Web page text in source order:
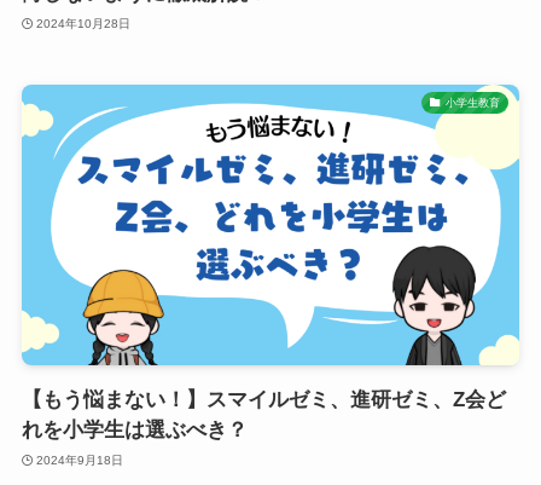
2024年10月28日
小学生教育
【もう悩まない！】スマイルゼミ、進研ゼミ、Z会ど
れを小学生は選ぶべき？
2024年9月18日